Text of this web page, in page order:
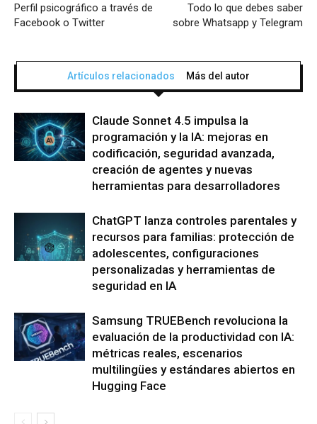
Perfil psicográfico a través de
Facebook o Twitter
Todo lo que debes saber
sobre Whatsapp y Telegram
Artículos relacionados Más del autor
Claude Sonnet 4.5 impulsa la
programación y la IA: mejoras en
codificación, seguridad avanzada,
creación de agentes y nuevas
herramientas para desarrolladores
ChatGPT lanza controles parentales y
recursos para familias: protección de
adolescentes, configuraciones
personalizadas y herramientas de
seguridad en IA
Samsung TRUEBench revoluciona la
evaluación de la productividad con IA:
métricas reales, escenarios
multilingües y estándares abiertos en
Hugging Face